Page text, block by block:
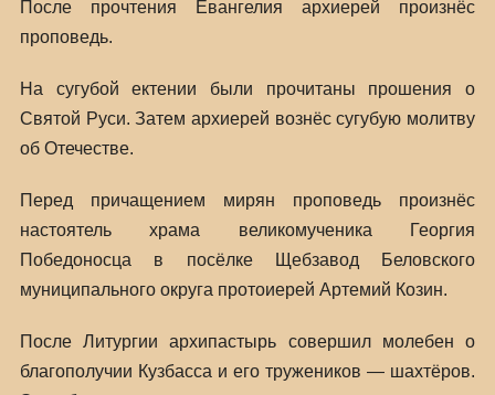
После прочтения Евангелия архиерей произнёс
проповедь.
На сугубой ектении были прочитаны прошения о
Святой Руси. Затем архиерей вознёс сугубую молитву
об Отечестве.
Перед причащением мирян проповедь произнёс
настоятель храма великомученика Георгия
Победоносца в посёлке Щебзавод Беловского
муниципального округа протоиерей Артемий Козин.
После Литургии архипастырь совершил молебен о
благополучии Кузбасса и его тружеников — шахтёров.